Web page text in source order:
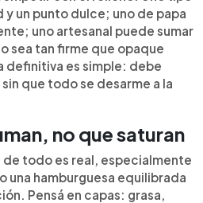
un punto dulce; uno de papa
uno artesanal puede sumar
sea tan firme que opaque
definitiva es simple: debe
que todo se desarme a la
no que saturan
todo es real, especialmente
una hamburguesa equilibrada
Pensá en capas: grasa,